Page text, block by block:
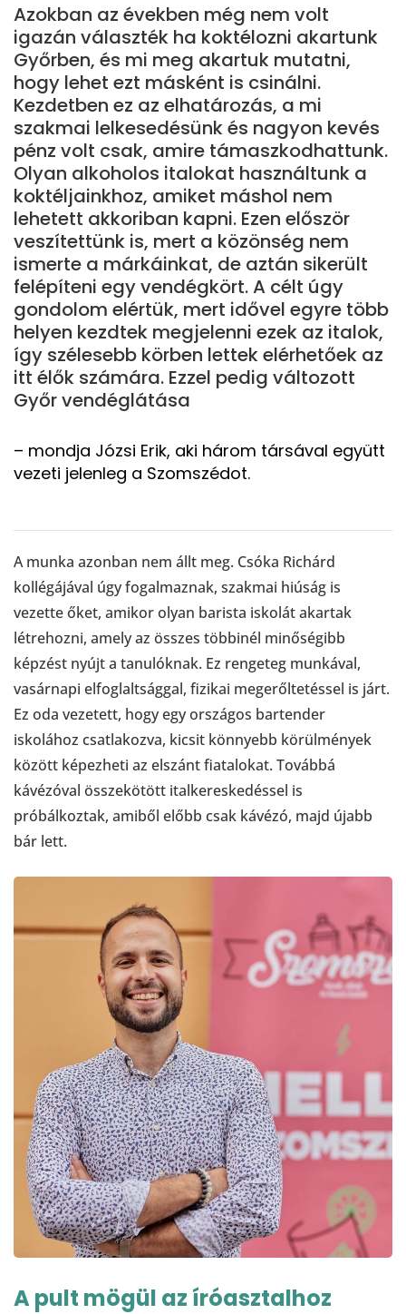
Azokban az években még nem volt
igazán választék ha koktélozni akartunk
Győrben, és mi meg akartuk mutatni,
hogy lehet ezt másként is csinálni.
Kezdetben ez az elhatározás, a mi
szakmai lelkesedésünk és nagyon kevés
pénz volt csak, amire támaszkodhattunk.
Olyan alkoholos italokat használtunk a
koktéljainkhoz, amiket máshol nem
lehetett akkoriban kapni. Ezen először
veszítettünk is, mert a közönség nem
ismerte a márkáinkat, de aztán sikerült
felépíteni egy vendégkört. A célt úgy
gondolom elértük, mert idővel egyre több
helyen kezdtek megjelenni ezek az italok,
így szélesebb körben lettek elérhetőek az
itt élők számára. Ezzel pedig változott
Győr vendéglátása
– mondja Józsi Erik, aki három társával együtt
vezeti jelenleg a Szomszédot.
A munka azonban nem állt meg. Csóka Richárd
kollégájával úgy fogalmaznak, szakmai hiúság is
vezette őket, amikor olyan barista iskolát akartak
létrehozni, amely az összes többinél minőségibb
képzést nyújt a tanulóknak. Ez rengeteg munkával,
vasárnapi elfoglaltsággal, fizikai megerőltetéssel is járt.
Ez oda vezetett, hogy egy országos bartender
iskolához csatlakozva, kicsit könnyebb körülmények
között képezheti az elszánt fiatalokat. Továbbá
kávézóval összekötött italkereskedéssel is
próbálkoztak, amiből előbb csak kávézó, majd újabb
bár lett.
A pult mögül az íróasztalhoz